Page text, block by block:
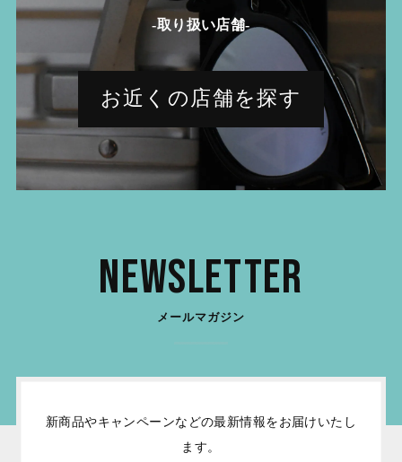
-取り扱い店舗-
お近くの店舗を探す
Newsletter
メールマガジン
新商品やキャンペーンなどの最新情報をお届けいたし
ます。